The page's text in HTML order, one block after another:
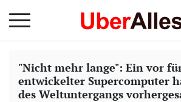
"Nicht mehr lange": Ein vor
entwickelter Supercomputer
des Weltuntergangs